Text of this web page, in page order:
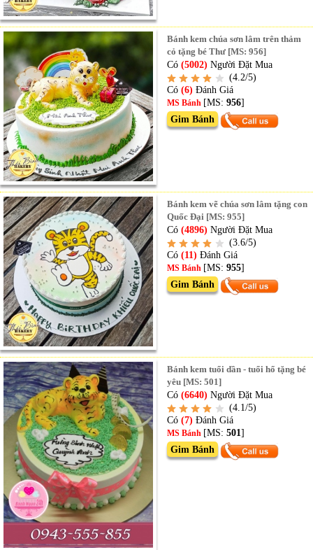
Bánh kem chúa sơn lâm trên thảm
cỏ tặng bé Thư [MS: 956]
Có(5002) Người Đặt Mua
(4.2/5)
Có (6)Đánh Giá
MS Bánh [MS:956]
Gim Bánh
Bánh kem vẽ chúa sơn lâm tặng con
Quốc Đại [MS: 955]
Có(4896) Người Đặt Mua
(3.6/5)
Có (11)Đánh Giá
MS Bánh [MS:955]
Gim Bánh
Bánh kem tuổi dần - tuổi hổ tặng bé
yêu [MS: 501]
Có(6640) Người Đặt Mua
(4.1/5)
Có (7)Đánh Giá
MS Bánh [MS:501]
Gim Bánh